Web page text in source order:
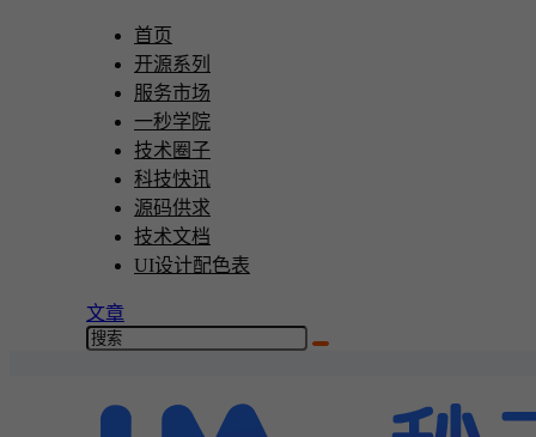
首页
开源系列
服务市场
一秒学院
技术圈子
科技快讯
源码供求
技术文档
UI设计配色表
文章